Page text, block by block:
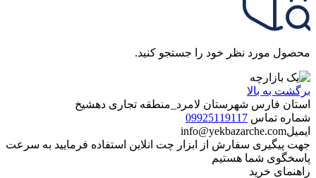
محصول مورد نظر خود را جستجو کنید.
برگشت به بالا
استان فارس شهرستان لامرد_منطقه تجاری دهشیخ
شماره تماس 09925119117
ایمیلinfo@yekbazarche.com
جهت پیگیری سفارش از ابزار چت انلاین استفاده فرمایید به سرعت
پاسخگوی شما هستیم
راهنمای خرید